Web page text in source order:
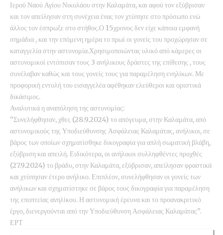
Ιερού Ναού Αγίου Νικολάου στην Καλαμάτα, και αφού τον εξύβρισαν
και τον απείλησαν στη συνέχεια ένας τον χτύπησε στο πρόσωπο ενώ
άλλος τον έσπρωξε στο στήθος.Ο 15χρονος δεν είχε κάποια εμφανή
σημάδια , και την επόμενη ημέρα το πρωί οι γονείς του προχώρησαν σε
καταγγελία στην αστυνομία.Χρησιμοποιώντας υλικό από κάμερες οι
αστυνομικοί εντόπισαν τους 3 ανήλικους δράστες της επίθεσης , τους
συνέλαβαν καθώς και τους γονείς τους για παραμέληση ενηλίκων. Με
προφορική εντολή του εισαγγελέα αφέθηκαν ελεύθεροι και οριστικά
δικάσιμος.
Αναλυτικά η αναπόληση της αστυνομίας:
“Συνελήφθησαν, χθες (28.9.2024) το απόγευμα, στην Καλαμάτα, από
αστυνομικούς της Υποδιεύθυνσης Ασφάλειας Καλαμάτας, ανήλικοι, σε
βάρος των οποίων σχηματίσθηκε δικογραφία για απλή σωματική βλάβη,
εξύβριση και απειλή. Ειδικότερα, οι ανήλικοι συλληφθέντες προχθές
(27.9.2024) το βράδυ, στην Καλαμάτα, εξύβρισαν, απείλησαν φραστικά
και χτύπησαν έτερο ανήλικο. Επιπλέον, συνελήφθησαν οι γονείς των
ανήλικων και σχηματίστηκε σε βάρος τους δικογραφία για παραμέληση
της εποπτείας ανηλίκου. Η αστυνομική έρευνα και το προανακριτικό
έργο, διενεργούνται από την Υποδιεύθυνση Ασφάλειας Καλαμάτας”.
ΕΡΤ